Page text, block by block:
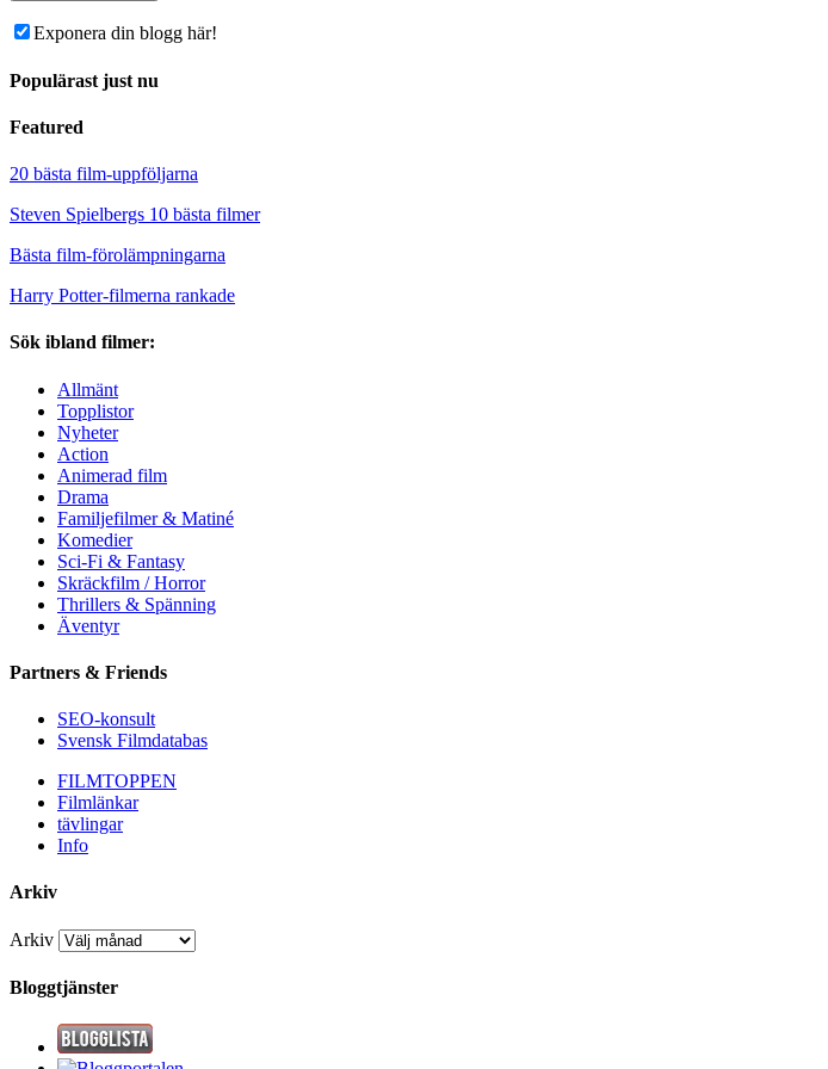
Exponera din blogg här!
Populärast just nu
Featured
20 bästa film-uppföljarna
Steven Spielbergs 10 bästa filmer
Bästa film-förolämpningarna
Harry Potter-filmerna rankade
Sök ibland filmer:
Allmänt
Topplistor
Nyheter
Action
Animerad film
Drama
Familjefilmer & Matiné
Komedier
Sci-Fi & Fantasy
Skräckfilm / Horror
Thrillers & Spänning
Äventyr
Partners & Friends
SEO-konsult
Svensk Filmdatabas
FILMTOPPEN
Filmlänkar
tävlingar
Info
Arkiv
Arkiv
Bloggtjänster